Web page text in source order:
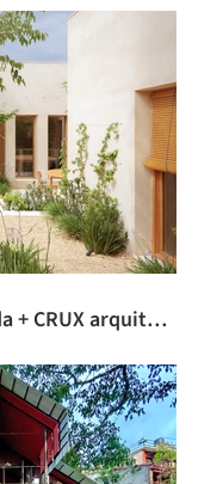
Casa Jar / Estudio Nada + CRUX arquitectos